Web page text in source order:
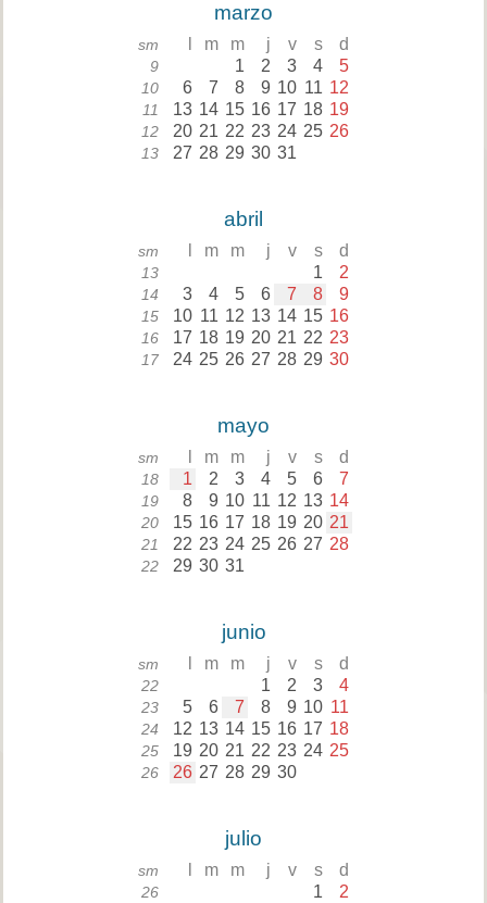
marzo
sm m m j v s d
9 1 2 3 4 5
10 6 7 8 9 10 11 12
11 13 14 15 16 17 18 19
12 20 21 22 23 24 25 26
13 27 28 29 30 31
abril
sm m m j v s d
13 1 2
14 3 4 5 6 7 8 9
15 10 11 12 13 14 15 16
16 17 18 19 20 21 22 23
17 24 25 26 27 28 29 30
mayo
sm m m j v s d
18 1 2 3 4 5 6 7
19 8 9 10 11 12 13 14
20 15 16 17 18 19 20 21
21 22 23 24 25 26 27 28
22 29 30 31
junio
sm m m j v s d
22 1 2 3 4
23 5 6 7 8 9 10 11
24 12 13 14 15 16 17 18
25 19 20 21 22 23 24 25
26 26 27 28 29 30
julio
sm m m j v s d
26 1 2